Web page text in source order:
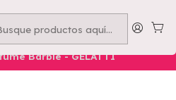
-Compra mínima $50.000
Belleza Infantil
Barbie - GELATTI